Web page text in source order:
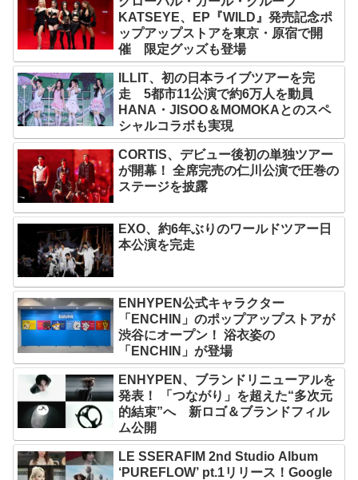
KATSEYE、EP『WILD』発売記念ポ
ップアップストアを東京・原宿で開
催 限定グッズも登場
ILLIT、初の日本ライブツアーを完
走 5都市11公演で約6万人を動員
HANA・JISOO＆MOMOKAとのスペ
シャルコラボも実現
CORTIS、デビュー後初の単独ツアー
が開幕！ 全席完売の仁川公演で圧巻の
ステージを披露
EXO、約6年ぶりのワールドツアー日
本公演を完走
ENHYPEN公式キャラクター
「ENCHIN」のポップアップストアが
渋谷にオープン！ 浴衣姿の
「ENCHIN」が登場
ENHYPEN、ブランドリニューアルを
発表！ 「つながり」を超えた“多次元
的結束”へ 新ロゴ＆ブランドフィル
ム公開
LE SSERAFIM 2nd Studio Album
‘PUREFLOW’ pt.1リリース！Google